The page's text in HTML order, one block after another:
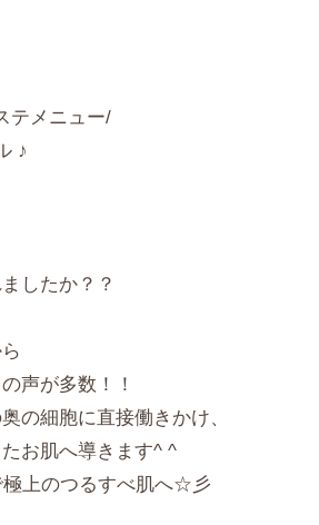
テメニュー/
♪
したか？？
声が多数！！
の細胞に直接働きかけ、
お肌へ導きます^ ^
上のつるすべ肌へ☆彡